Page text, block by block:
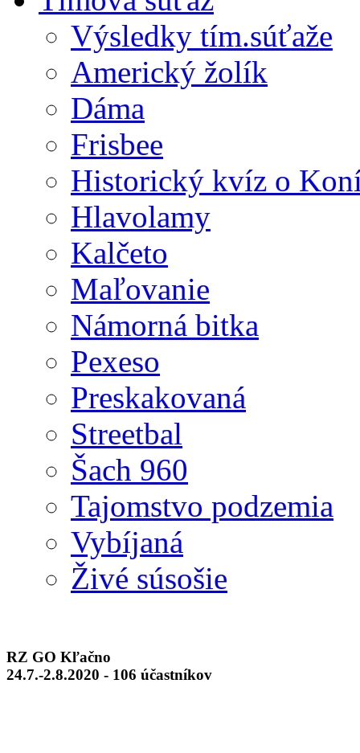
Výsledky tím.súťaže
Americký žolík
Dáma
Frisbee
Historický kvíz o
Hlavolamy
Kalčeto
Maľovanie
Námorná bitka
Pexeso
Preskakovaná
Streetbal
Šach 960
Tajomstvo podzemia
Vybíjaná
Živé súsošie
RZ GO Kľačno
24.7.-2.8.2020 - 106 účastníkov